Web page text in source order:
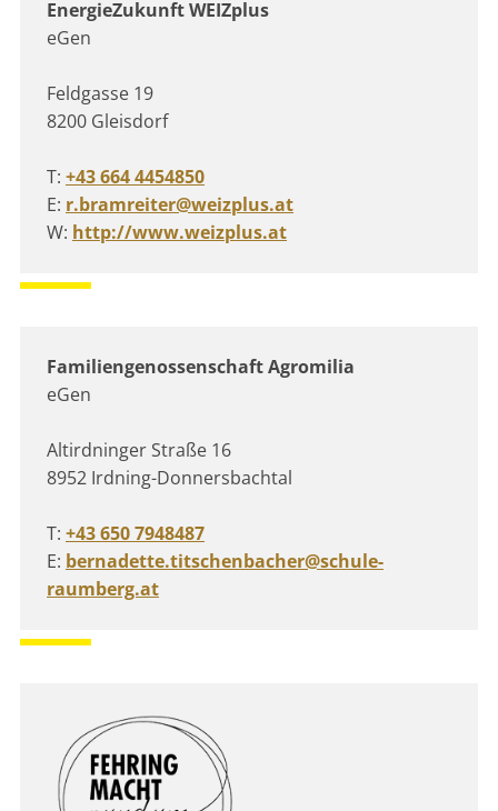
EnergieZukunft WEIZplus
eGen
Feldgasse 19
8200 Gleisdorf
T: +43 664 4454850
E: r.bramreiter@weizplus.at
W: http://www.weizplus.at
Familiengenossenschaft Agromilia
eGen
Altirdninger Straße 16
8952 Irdning-Donnersbachtal
T: +43 650 7948487
E: bernadette.titschenbacher@schule-
raumberg.at